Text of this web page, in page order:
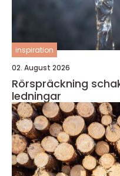
inspiration
02. August 2026
Rörspräckning schaktfri förnyelse av gamla
ledningar